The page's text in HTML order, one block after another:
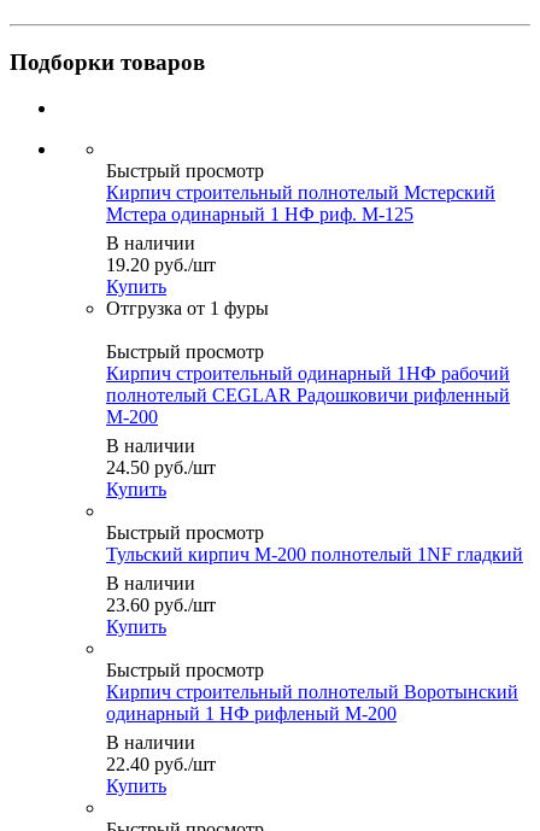
Подборки товаров
Быстрый просмотр
Кирпич строительный полнотелый Мстерский
Мстера одинарный 1 НФ риф. М-125
В наличии
19.20 руб./шт
Купить
Быстрый просмотр
Кирпич строительный одинарный 1НФ рабочий
полнотелый CEGLAR Радошковичи рифленный
М-200
В наличии
24.50 руб./шт
Купить
Быстрый просмотр
Тульский кирпич М-200 полнотелый 1NF гладкий
В наличии
23.60 руб./шт
Купить
Быстрый просмотр
Кирпич строительный полнотелый Воротынский
одинарный 1 НФ рифленый М-200
В наличии
22.40 руб./шт
Купить